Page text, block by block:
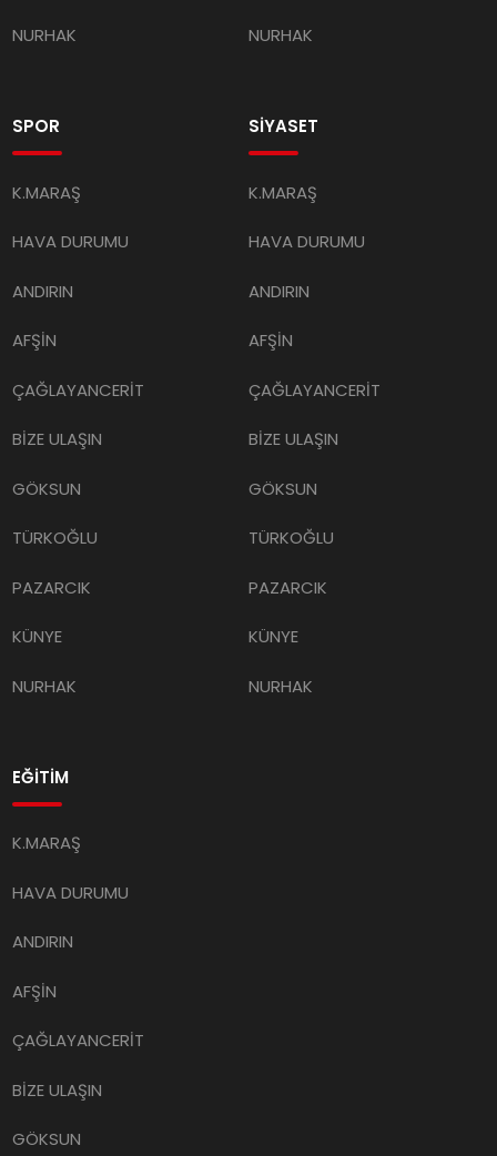
NURHAK NURHAK
SPOR
K.MARAŞ
HAVA DURUMU
ANDIRIN
AFŞİN
ÇAĞLAYANCERİT
BİZE ULAŞIN
GÖKSUN
TÜRKOĞLU
PAZARCIK
KÜNYE
NURHAK
SİYASET
K.MARAŞ
HAVA DURUMU
ANDIRIN
AFŞİN
ÇAĞLAYANCERİT
BİZE ULAŞIN
GÖKSUN
TÜRKOĞLU
PAZARCIK
KÜNYE
NURHAK
EĞİTİM
K.MARAŞ
HAVA DURUMU
ANDIRIN
AFŞİN
ÇAĞLAYANCERİT
BİZE ULAŞIN
GÖKSUN